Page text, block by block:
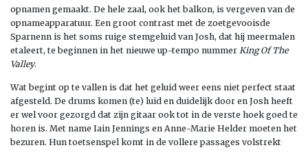
opnamen gemaakt. De hele zaal, ook het balkon, is vergeven van de
opnameapparatuur. Een groot contrast met de zoetgevooisde
Sparnenn is het soms ruige stemgeluid van Josh, dat hij meermalen
etaleert, te beginnen in het nieuwe up-tempo nummer King Of The
Valley.
Wat begint op te vallen is dat het geluid weer eens niet perfect staat
afgesteld. De drums komen (te) luid en duidelijk door en Josh heeft
er wel voor gezorgd dat zijn gitaar ook tot in de verste hoek goed te
horen is. Met name Iain Jennings en Anne-Marie Helder moeten het
bezuren. Hun toetsenspel komt in de vollere passages volstrekt